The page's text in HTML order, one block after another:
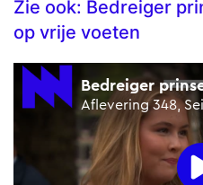
Zie ook: Bedreiger
op vrije voeten